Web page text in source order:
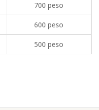
700 peso
600 peso
500 peso